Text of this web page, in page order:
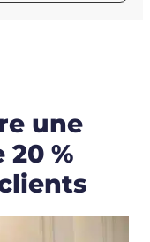
une
20 %